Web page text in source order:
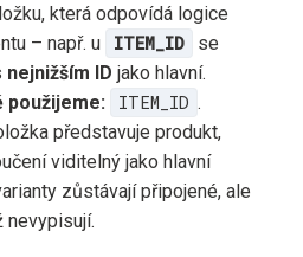
která odpovídá logice
– např. u
ITEM_ID
se
nejnižším ID jako hlavní.
použijeme:
ITEM_ID .
představuje produkt,
viditelný jako hlavní
zůstávají připojené, ale
nevypisují.